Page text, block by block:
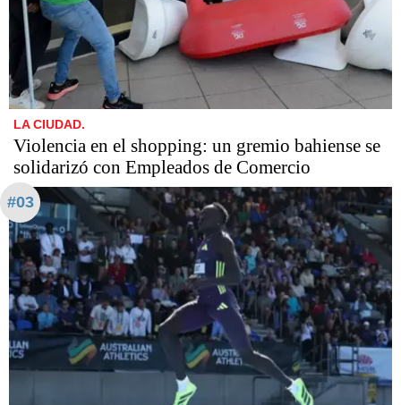
LA CIUDAD.
Violencia en el shopping: un gremio bahiense se
solidarizó con Empleados de Comercio
#03